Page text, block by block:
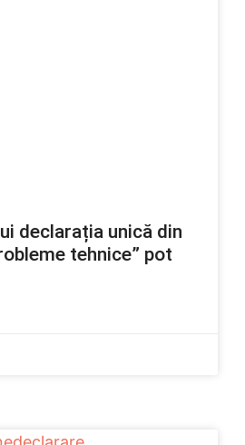
declarația unică din
tehnice” pot